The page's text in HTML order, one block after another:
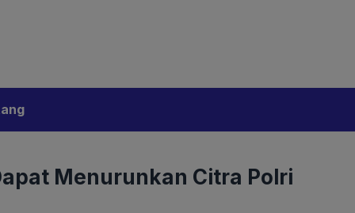
Menurunkan Citra Polri